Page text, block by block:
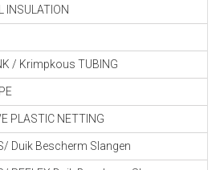
INSULATION
/ Krimpkous TUBING
PLASTIC NETTING
Duik Bescherm Slangen